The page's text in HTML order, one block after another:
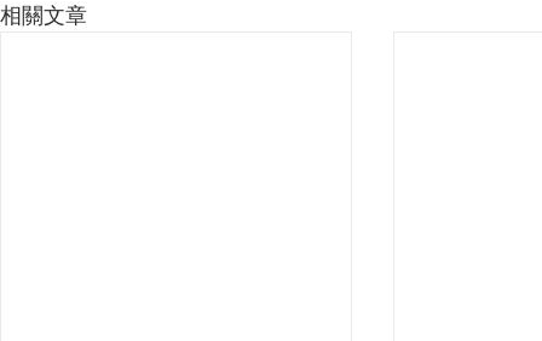
相關文章